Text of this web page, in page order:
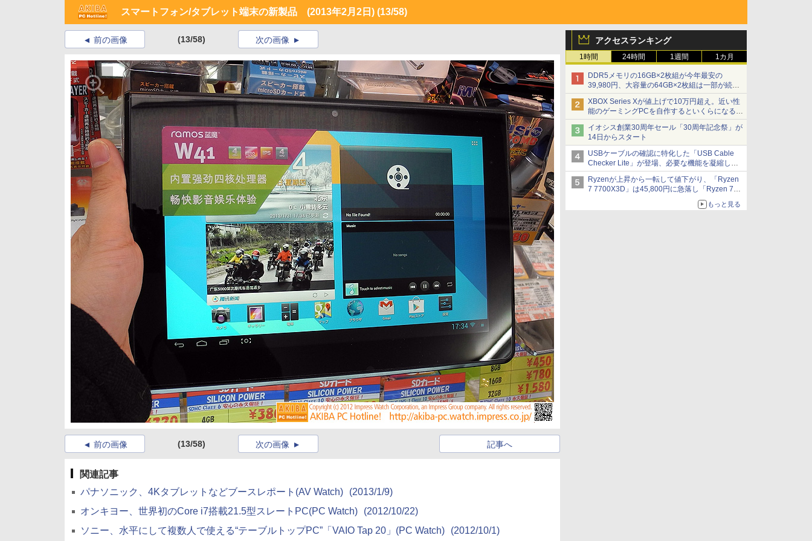
スマートフォン/タブレット端末の新製品 (2013年2月2日) (13/58)
アクセスランキング
1時間 24時間 1週間 1カ月
DDR5メモリの16GB×2枚組が今年最安の
39,980円、大容量の64GB×2枚組は一部が続騰
[8月前半のメモリ価格]
XBOX Series Xが値上げで10万円超え。近い性
能のゲーミングPCを自作するといくらになる？
【石田賀津男の『酒の肴にPCゲーム』】
イオシス創業30周年セール「30周年記念祭」が
14日からスタート
USBケーブルの確認に特化した「USB Cable
Checker Lite」が登場、必要な機能を凝縮しコ
ンパクトに 7日発売
Ryzenが上昇から一転して値下がり、「Ryzen
7 7700X3D」は45,800円に急落し「Ryzen 7
7800X3D」との価格逆転解消 [8月前半のCPU
もっと見る
前の画像 (13/58) 次の画像
前の画像 (13/58) 記事へ
次の画像
関連記事
パナソニック、4Kタブレットなどブースレポート(AV Watch)
(2013/1/9)
オンキヨー、世界初のCore i7搭載21.5型スレートPC(PC Watch)
(2012/10/22)
ソニー、水平にして複数人で使える“テーブルトップPC”「VAIO Tap 20」(PC Watch)
(2012/10/1)